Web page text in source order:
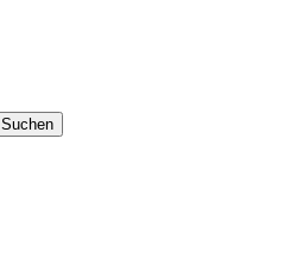
Suchen